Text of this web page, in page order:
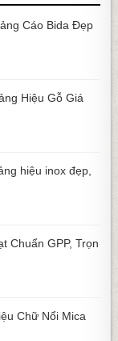
Cáo Bida Đẹp
Hiệu Gỗ Giá
hiệu inox đẹp,
Chuẩn GPP, Trọn
Chữ Nổi Mica